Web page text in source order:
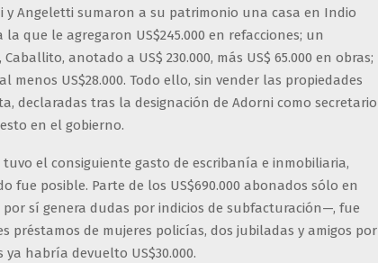
y Angeletti sumaron a su patrimonio una casa en Indio
la que le agregaron US$245.000 en refacciones; un
anotado a US$ 230.000, más US$ 65.000 en obras;
menos US$28.000. Todo ello, sin vender las propiedades
declaradas tras la designación de Adorni como secretario
en el gobierno.
el consiguiente gasto de escribanía e inmobiliaria,
fue posible. Parte de los US$690.000 abonados sólo en
sí genera dudas por indicios de subfacturación—, fue
préstamos de mujeres policías, dos jubiladas y amigos por
ya habría devuelto US$30.000.